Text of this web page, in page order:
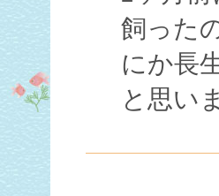
飼った
にか長
と思い